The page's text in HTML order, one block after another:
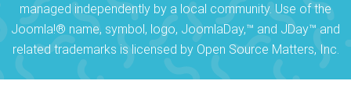
managed independently by a local community. Use of the
Joomla!® name, symbol, logo, JoomlaDay,™ and JDay™ and
related trademarks is licensed by Open Source Matters, Inc.